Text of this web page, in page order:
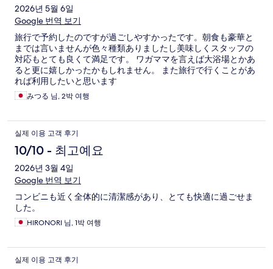
2026년 5월 6일
Google 번역 보기
旅行で予約したのですが過ごしやすかったです。朝食も豪華と
までは言いませんが色々種類ありましたし美味しくスタッフの
対応もとても良くて満足です。 ワガママを言えば大浴場とかあ
ると更に嬉しかったかもしれません。 また旅行で行くことがあ
れば利用したいと思います
みつる 님, 2박 여행
실제 이용 고객 후기
10/10 - 최고예요
2026년 3월 4일
Google 번역 보기
コンビニも近く全体的に清潔感があり、とても快適に過ごせま
した。
HIRONORI 님, 1박 여행
실제 이용 고객 후기